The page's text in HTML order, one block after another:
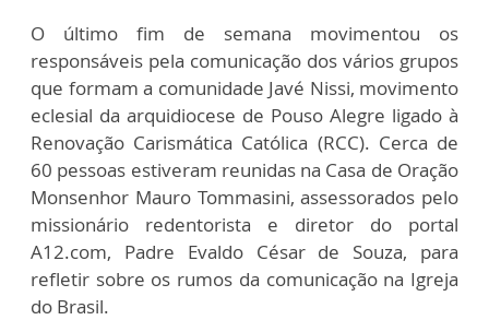
O último fim de semana movimentou os
responsáveis pela comunicação dos vários grupos
que formam a comunidade Javé Nissi, movimento
eclesial da arquidiocese de Pouso Alegre ligado à
Renovação Carismática Católica (RCC). Cerca de
60 pessoas estiveram reunidas na Casa de Oração
Monsenhor Mauro Tommasini, assessorados pelo
missionário redentorista e diretor do portal
A12.com, Padre Evaldo César de Souza, para
refletir sobre os rumos da comunicação na Igreja
do Brasil.